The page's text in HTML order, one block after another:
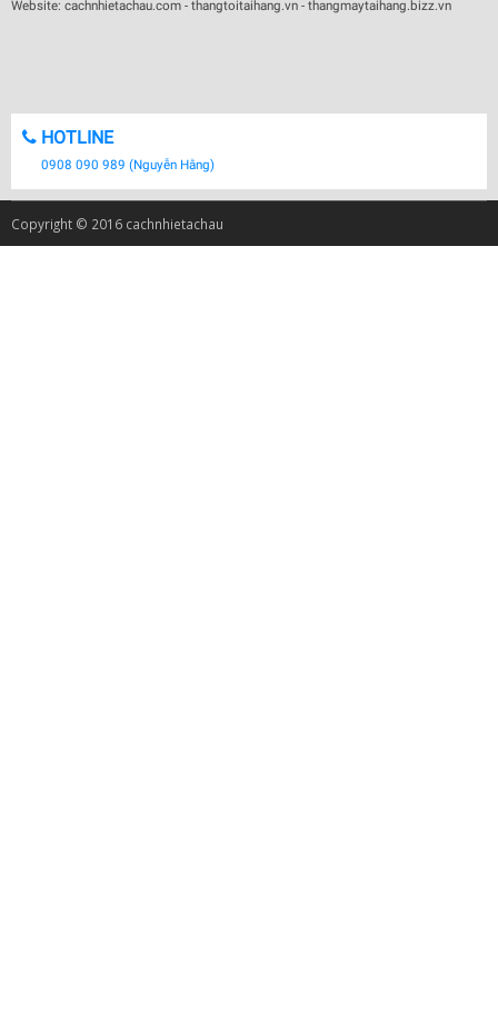
Website: cachnhietachau.com - thangtoitaihang.vn - thangmaytaihang.bizz.vn
HOTLINE
0908 090 989 (Nguyễn Hằng)
Copyright © 2016 cachnhietachau